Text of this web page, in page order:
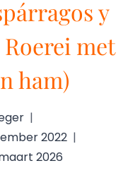
y
Roerei met
ham)
2022
2026